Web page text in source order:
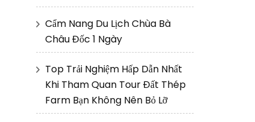
Cẩm Nang Du Lịch Chùa Bà
Châu Đốc 1 Ngày
Top Trải Nghiệm Hấp Dẫn Nhất
Khi Tham Quan Tour Đất Thép
Farm Bạn Không Nên Bỏ Lỡ